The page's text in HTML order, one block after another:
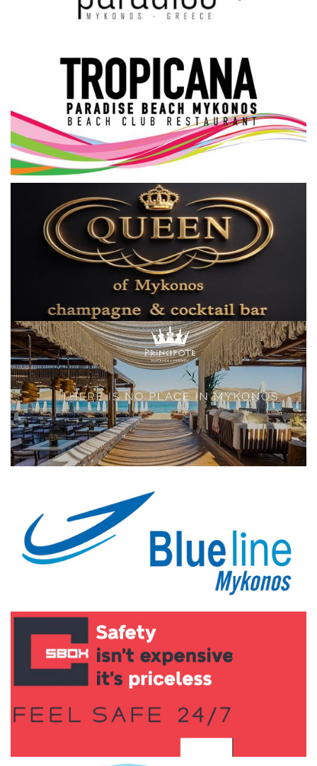
Science & Tech
Aegean Islands
Σεβασμιώτατος Δωρόθεος Β’
Cost Of Living Crisis
Opinion + Analysis
L’Art des Sens
All News
Elections 2023
Γλώσσα
Ελληνικά English